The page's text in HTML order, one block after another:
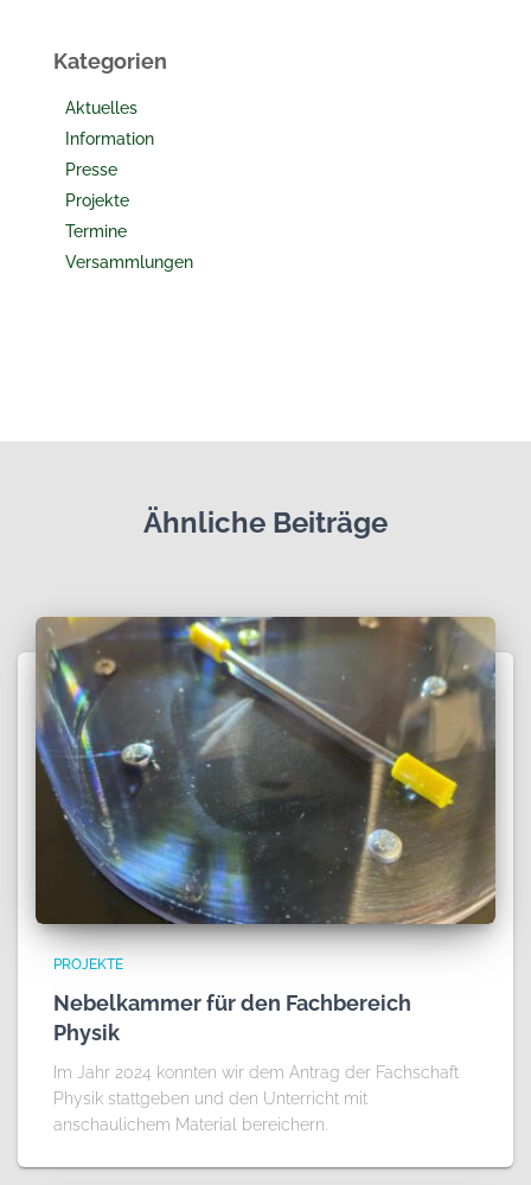
Kategorien
Aktuelles
Information
Presse
Projekte
Termine
Versammlungen
Ähnliche Beiträge
PROJEKTE
Nebelkammer für den Fachbereich
Physik
Im Jahr 2024 konnten wir dem Antrag der Fachschaft
Physik stattgeben und den Unterricht mit
anschaulichem Material bereichern.